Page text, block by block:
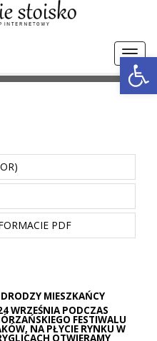
PDF
DRODZY MIESZKAŃCY
WRZEŚNIA PODCZAS
FESTIWALU
NA PŁYCIE RYNKU W
OTWIERAMY